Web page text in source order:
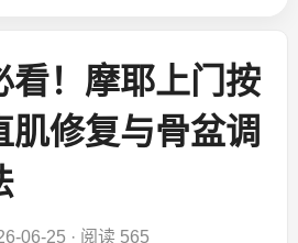
看！摩耶上门按
肌修复与骨盆调
06-25 · 阅读 565